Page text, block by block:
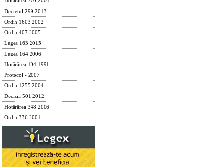
Decretul 299 2013
Ordin 1603 2002
Ordin 407 2005
Legea 163 2015
Legea 164 2006
Hotărârea 104 1991
Protocol - 2007
Ordin 1255 2004
Decizia 501 2012
Hotărârea 348 2006
Ordin 336 2001